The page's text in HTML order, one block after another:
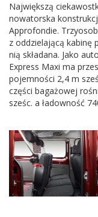
Największą
nowatorska
Approfondie.
z oddzielającą kabinę
nią składana. Jako
Express Maxi ma
pojemności 2,4 m
części bagażowej
sześc. a ładowność